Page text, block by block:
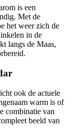
is een
Met de
het weer zich de
in de
langs de Maas,
ook de actuele
warm is of
combinatie van
beeld van